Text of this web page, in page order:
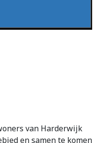
van Harderwijk
en samen te komen